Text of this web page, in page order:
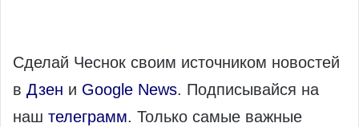
Сделай Чеснок своим источником новостей
в Дзен и Google News. Подписывайся на
наш телеграмм. Только самые важные